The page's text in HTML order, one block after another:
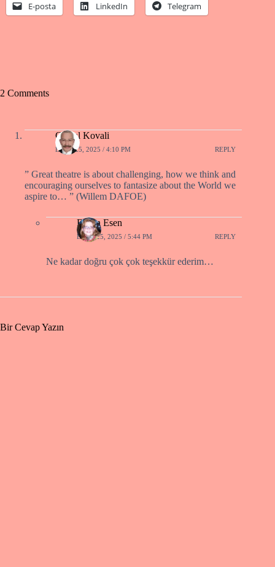
E-posta LinkedIn Telegram
2 Comments
Cemal Kovali
EKIM 25, 2025 / 4:10 PM REPLY
” Great theatre is about challenging, how we think and
encouraging ourselves to fantasize about the World we
aspire to… ” (Willem DAFOE)
Füsun Esen
EKIM 25, 2025 / 5:44 PM REPLY
Ne kadar doğru çok çok teşekkür ederim…
Bir Cevap Yazın